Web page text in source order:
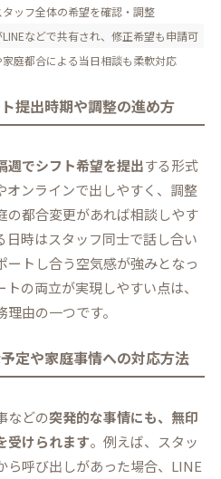
ッフ全体の希望を確認・調整
などで共有され、修正希望も申請可
庭都合による当日相談も柔軟対応
提出時期や調整の進め方
週でシフト希望を提出する形式
オンラインで出しやすく、調整
の都合変更があれば相談しやす
日時はスタッフ同士で話し合い
ートし合う空気感が強みとなっ
の両立が実現しやすい点は、
由の一つです。
定や家庭事情への対応方法
などの突発的な事情にも、無印
受けられます。例えば、スタッ
ら呼び出しがあった場合、LINE